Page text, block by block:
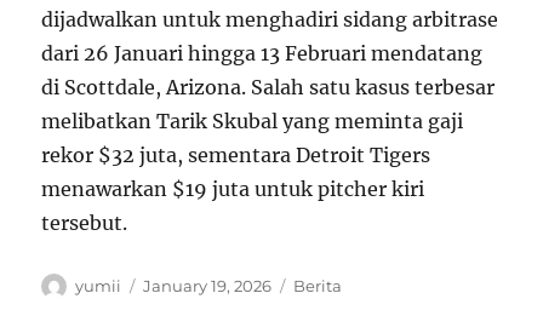
dijadwalkan untuk menghadiri sidang arbitrase
dari 26 Januari hingga 13 Februari mendatang
di Scottdale, Arizona. Salah satu kasus terbesar
melibatkan Tarik Skubal yang meminta gaji
rekor $32 juta, sementara Detroit Tigers
menawarkan $19 juta untuk pitcher kiri
tersebut.
Author
yumii
Posted
January 19, 2026 Categories
Berita